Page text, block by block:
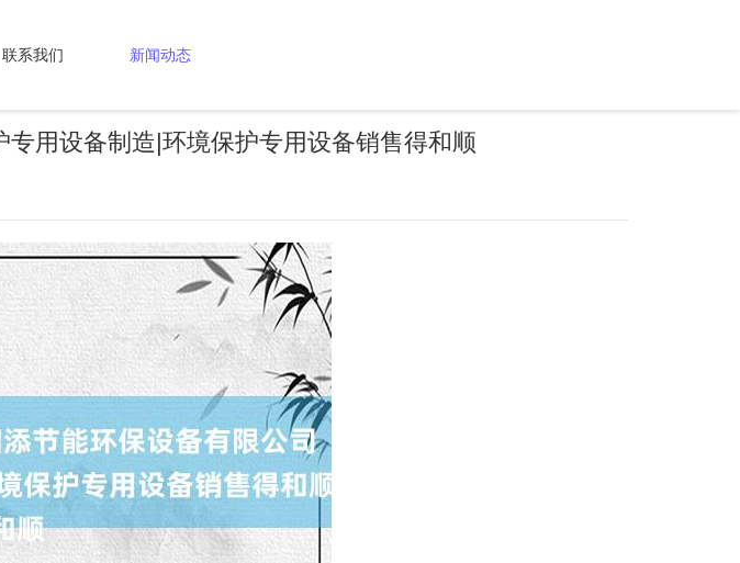
联系我们 新闻动态
用设备制造|环境保护专用设备销售得和顺